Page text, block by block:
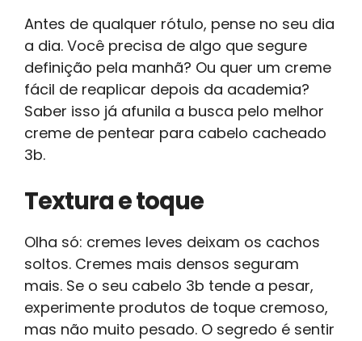
Antes de qualquer rótulo, pense no seu dia
a dia. Você precisa de algo que segure
definição pela manhã? Ou quer um creme
fácil de reaplicar depois da academia?
Saber isso já afunila a busca pelo melhor
creme de pentear para cabelo cacheado
3b.
Textura e toque
Olha só: cremes leves deixam os cachos
soltos. Cremes mais densos seguram
mais. Se o seu cabelo 3b tende a pesar,
experimente produtos de toque cremoso,
mas não muito pesado. O segredo é sentir